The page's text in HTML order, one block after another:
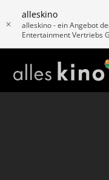
alleskino
alleskino - ein Angebot
Entertainment Vertriebs